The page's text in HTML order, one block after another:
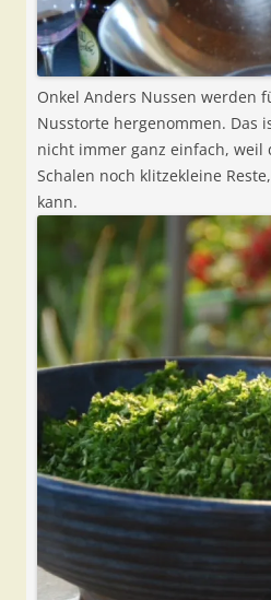
Onkel Anders Nussen werden
Nusstorte hergenommen. Das
nicht immer ganz einfach, weil
Schalen noch klitzekleine
kann.